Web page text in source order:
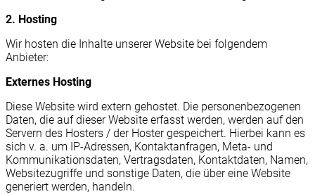
2. Hosting
Wir hosten die Inhalte unserer Website bei folgendem
Anbieter:
Externes Hosting
Diese Website wird extern gehostet. Die personenbezogenen
Daten, die auf dieser Website erfasst werden, werden auf den
Servern des Hosters / der Hoster gespeichert. Hierbei kann es
sich v. a. um IP-Adressen, Kontaktanfragen, Meta- und
Kommunikationsdaten, Vertragsdaten, Kontaktdaten, Namen,
Websitezugriffe und sonstige Daten, die über eine Website
generiert werden, handeln.